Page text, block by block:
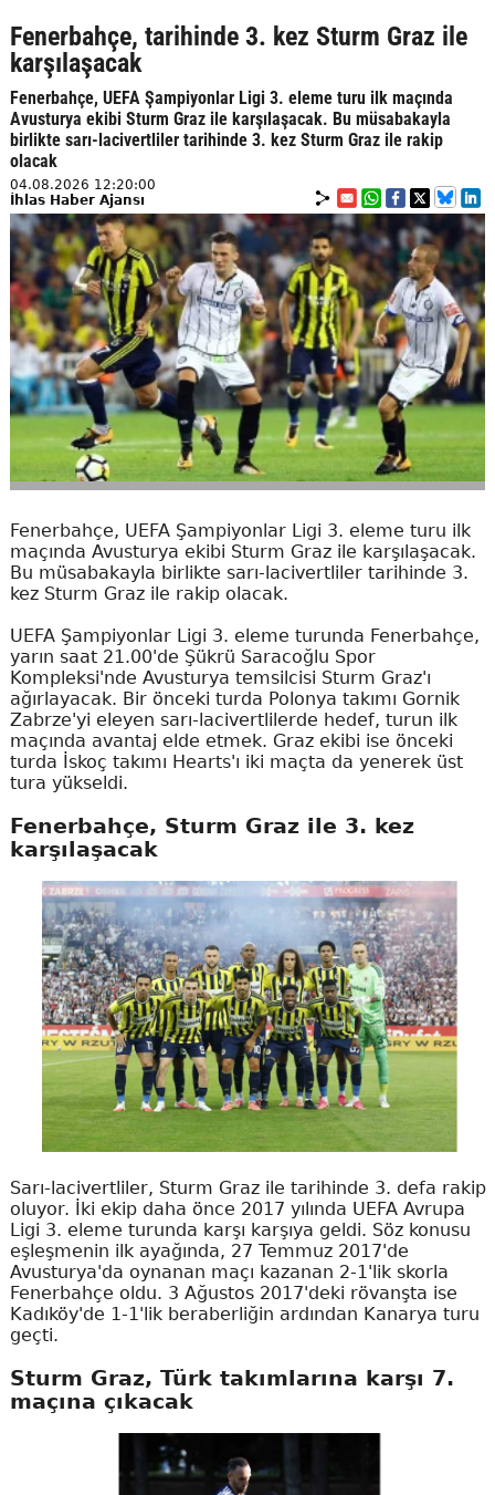
Fenerbahçe, tarihinde 3. kez Sturm Graz ile
karşılaşacak
Fenerbahçe, UEFA Şampiyonlar Ligi 3. eleme turu ilk maçında
Avusturya ekibi Sturm Graz ile karşılaşacak. Bu müsabakayla
birlikte sarı-lacivertliler tarihinde 3. kez Sturm Graz ile rakip
olacak
04.08.2026 12:20:00
İhlas Haber Ajansı
Fenerbahçe, UEFA Şampiyonlar Ligi 3. eleme turu ilk
maçında Avusturya ekibi Sturm Graz ile karşılaşacak.
Bu müsabakayla birlikte sarı-lacivertliler tarihinde 3.
kez Sturm Graz ile rakip olacak.
UEFA Şampiyonlar Ligi 3. eleme turunda Fenerbahçe,
yarın saat 21.00'de Şükrü Saracoğlu Spor
Kompleksi'nde Avusturya temsilcisi Sturm Graz'ı
ağırlayacak. Bir önceki turda Polonya takımı Gornik
Zabrze'yi eleyen sarı-lacivertlilerde hedef, turun ilk
maçında avantaj elde etmek. Graz ekibi ise önceki
turda İskoç takımı Hearts'ı iki maçta da yenerek üst
tura yükseldi.
Fenerbahçe, Sturm Graz ile 3. kez
karşılaşacak
Sarı-lacivertliler, Sturm Graz ile tarihinde 3. defa rakip
oluyor. İki ekip daha önce 2017 yılında UEFA Avrupa
Ligi 3. eleme turunda karşı karşıya geldi. Söz konusu
eşleşmenin ilk ayağında, 27 Temmuz 2017'de
Avusturya'da oynanan maçı kazanan 2-1'lik skorla
Fenerbahçe oldu. 3 Ağustos 2017'deki rövanşta ise
Kadıköy'de 1-1'lik beraberliğin ardından Kanarya turu
geçti.
Sturm Graz, Türk takımlarına karşı 7.
maçına çıkacak